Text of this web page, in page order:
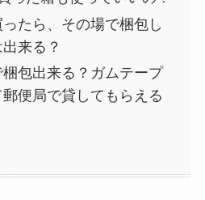
たら、その場で梱包し
来る？
包出来る？ガムテープ
便局で貸してもらえる